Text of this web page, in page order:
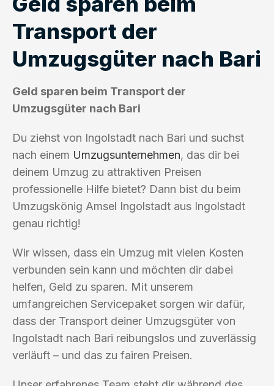
Transport der
Umzugsgüter nach Bari
Geld sparen beim Transport der
Umzugsgüter nach Bari
Du ziehst von Ingolstadt nach Bari und suchst
nach einem Umzugsunternehmen, das dir bei
deinem Umzug zu attraktiven Preisen
professionelle Hilfe bietet? Dann bist du beim
Umzugskönig Amsel Ingolstadt aus Ingolstadt
genau richtig!
Wir wissen, dass ein Umzug mit vielen Kosten
verbunden sein kann und möchten dir dabei
helfen, Geld zu sparen. Mit unserem
umfangreichen Servicepaket sorgen wir dafür,
dass der Transport deiner Umzugsgüter von
Ingolstadt nach Bari reibungslos und zuverlässig
verläuft – und das zu fairen Preisen.